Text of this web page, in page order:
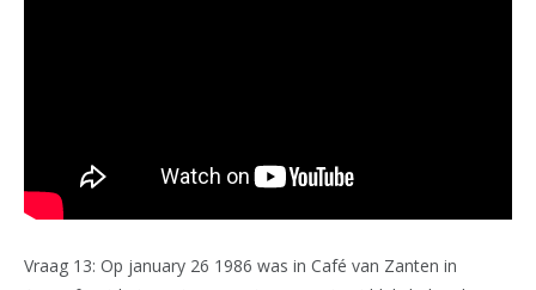
Vraag 13: Op january 26 1986 was in Café van Zanten in